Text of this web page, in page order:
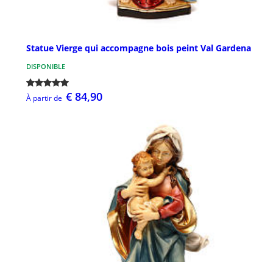
Statue Vierge qui accompagne bois peint Val Gardena
DISPONIBLE
À partir de € 84,90